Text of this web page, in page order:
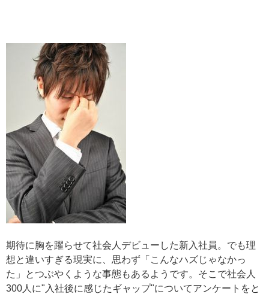
期待に胸を躍らせて社会人デビューした新入社員。でも理
想と違いすぎる現実に、思わず「こんなハズじゃなかっ
た」とつぶやくような事態もあるようです。そこで社会人
300人に"入社後に感じたギャップ"についてアンケートをと